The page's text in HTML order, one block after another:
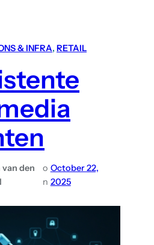
h
e
t
i
c
a
u
i
& INFRA, RETAIL
van den
o
n
October 22,
2025